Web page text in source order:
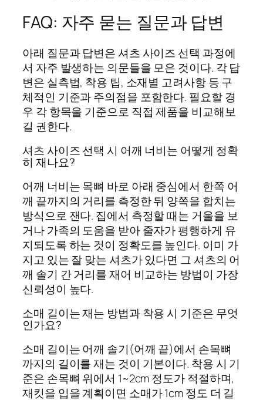
FAQ: 자주 묻는 질문과 답변
아래 질문과 답변은 셔츠 사이즈 선택 과정에
서 자주 발생하는 의문들을 모은 것이다. 각 답
변은 실측법, 착용 팁, 소재별 고려사항 등 구
체적인 기준과 주의점을 포함한다. 필요할 경
우 각 항목을 기준으로 직접 제품을 비교해보
길 권한다.
셔츠 사이즈 선택 시 어깨 너비는 어떻게 정확
히 재나요?
어깨 너비는 목뼈 바로 아래 중심에서 한쪽 어
깨 끝까지의 거리를 측정한 뒤 양쪽을 합치는
방식으로 잰다. 집에서 측정할 때는 거울을 보
거나 가족의 도움을 받아 줄자가 평행하게 유
지되도록 하는 것이 정확도를 높인다. 이미 가
지고 있는 잘 맞는 셔츠가 있다면 그 셔츠의 어
깨 솔기 간 거리를 재어 비교하는 방법이 가장
신뢰성이 높다.
소매 길이는 재는 방법과 착용 시 기준은 무엇
인가요?
소매 길이는 어깨 솔기(어깨 끝)에서 손목뼈
까지의 길이를 재는 것이 기본이다. 착용 시 기
준은 손목뼈 위에서 1~2cm 정도가 적절하며,
재킷을 입을 계획이면 소매가 1cm 정도 더 길